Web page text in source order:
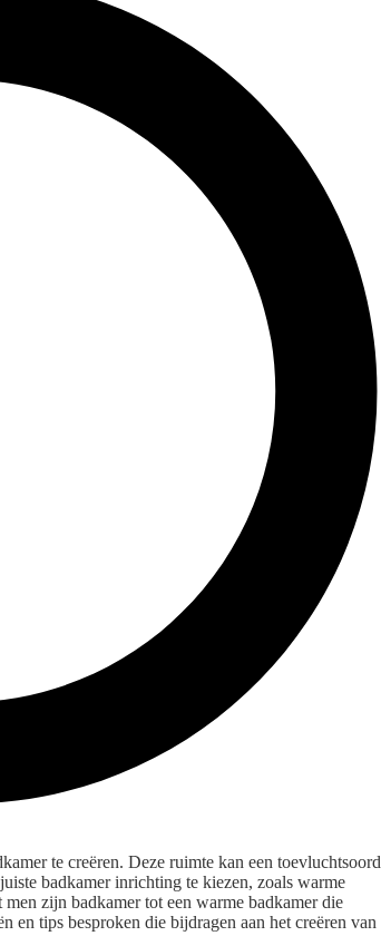
te creëren. Deze ruimte kan een toevluchtsoord
badkamer inrichting te kiezen, zoals warme
zijn badkamer tot een warme badkamer die
en tips besproken die bijdragen aan het creëren van